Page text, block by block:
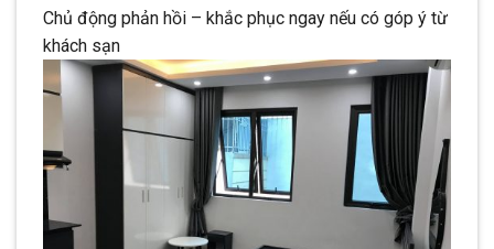
Chủ động phản hồi – khắc phục ngay nếu có góp ý từ
khách sạn